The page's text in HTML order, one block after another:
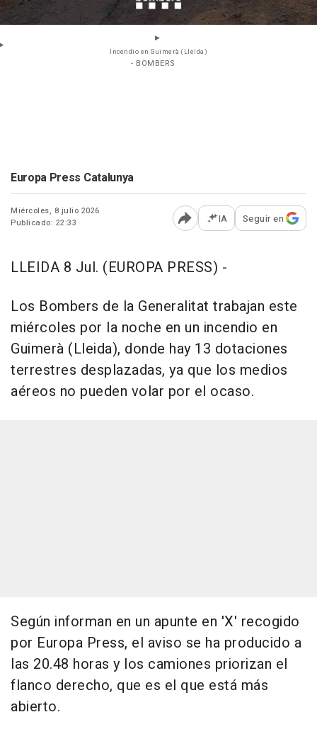
Incendio en Guimerà (Lleida)
- BOMBERS
Europa Press Catalunya
Miércoles, 8 julio 2026
Publicado: 22:33
Abrir opciones para
IA Seguir en
LLEIDA 8 Jul. (EUROPA PRESS) -
Los Bombers de la Generalitat trabajan este
miércoles por la noche en un incendio en
Guimerà (Lleida), donde hay 13 dotaciones
terrestres desplazadas, ya que los medios
aéreos no pueden volar por el ocaso.
Según informan en un apunte en 'X' recogido
por Europa Press, el aviso se ha producido a
las 20.48 horas y los camiones priorizan el
flanco derecho, que es el que está más
abierto.